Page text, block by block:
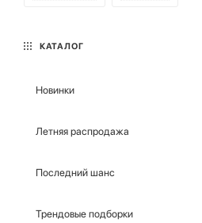
КАТАЛОГ
Новинки
Летняя распродажа
Последний шанс
Трендовые подборки